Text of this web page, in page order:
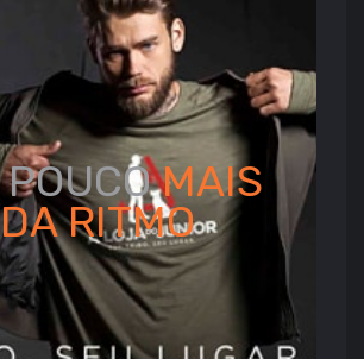
MAIS
DARITMO